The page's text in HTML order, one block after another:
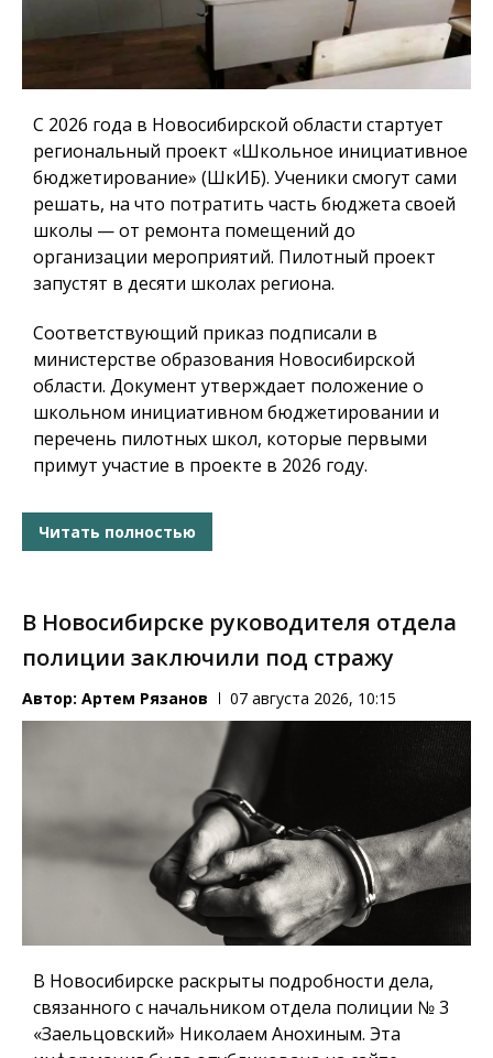
С 2026 года в Новосибирской области стартует
региональный проект «Школьное инициативное
бюджетирование» (ШкИБ). Ученики смогут сами
решать, на что потратить часть бюджета своей
школы — от ремонта помещений до
организации мероприятий. Пилотный проект
запустят в десяти школах региона.
Соответствующий приказ подписали в
министерстве образования Новосибирской
области. Документ утверждает положение о
школьном инициативном бюджетировании и
перечень пилотных школ, которые первыми
примут участие в проекте в 2026 году.
Читать полностью
В Новосибирске руководителя отдела
полиции заключили под стражу
Автор: Артем Рязанов 07 августа 2026, 10:15
В Новосибирске раскрыты подробности дела,
связанного с начальником отдела полиции № 3
«Заельцовский» Николаем Анохиным. Эта